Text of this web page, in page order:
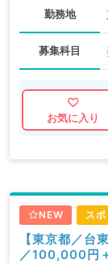
勤務地
募集科目
お気に入り
NEW ス
【東京都／
／100,000円